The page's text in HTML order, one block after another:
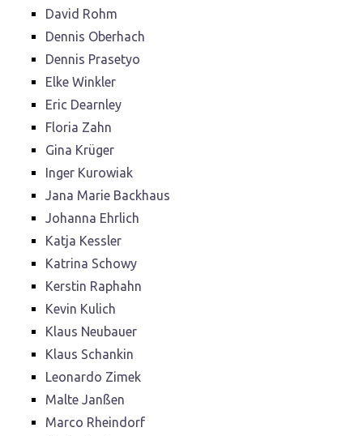
David Rohm
Dennis Oberhach
Dennis Prasetyo
Elke Winkler
Eric Dearnley
Floria Zahn
Gina Krüger
Inger Kurowiak
Jana Marie Backhaus
Johanna Ehrlich
Katja Kessler
Katrina Schowy
Kerstin Raphahn
Kevin Kulich
Klaus Neubauer
Klaus Schankin
Leonardo Zimek
Malte Janßen
Marco Rheindorf